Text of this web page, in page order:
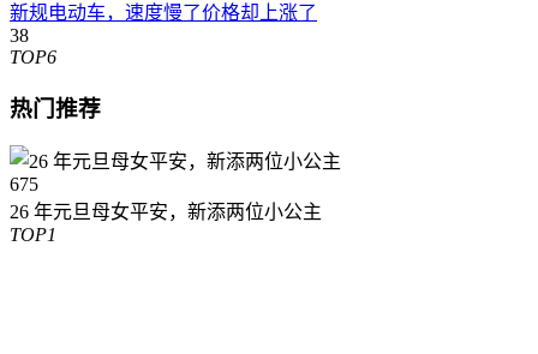
新规电动车，速度慢了价格却上涨了
38
TOP6
热门推荐
675
26 年元旦母女平安，新添两位小公主
TOP1